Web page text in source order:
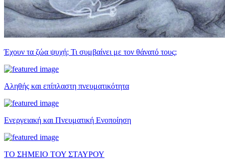
Έχουν τα ζώα ψυχή; Τι συμβαίνει με τον θάνατό τους;
Αληθής και επίπλαστη πνευματικότητα
Ενεργειακή και Πνευματική Ενοποίηση
ΤΟ ΣΗΜΕΙΟ ΤΟΥ ΣΤΑΥΡΟΥ